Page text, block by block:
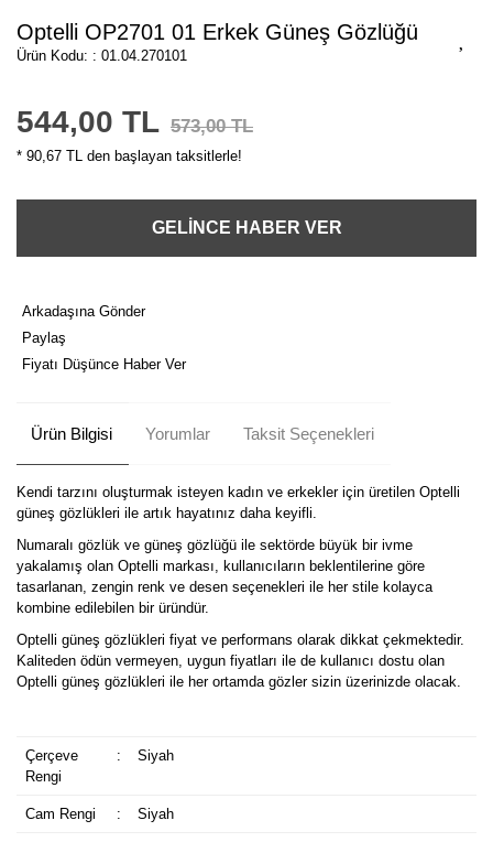
Optelli OP2701 01 Erkek Güneş Gözlüğü
Ürün Kodu: : 01.04.270101
544,00 TL 573,00 TL
* 90,67 TL den başlayan taksitlerle!
GELİNCE HABER VER
Arkadaşına Gönder
Paylaş
Fiyatı Düşünce Haber Ver
Ürün Bilgisi Yorumlar Taksit Seçenekleri
Kendi tarzını oluşturmak isteyen kadın ve erkekler için üretilen Optelli
güneş gözlükleri ile artık hayatınız daha keyifli.
Numaralı gözlük ve güneş gözlüğü ile sektörde büyük bir ivme
yakalamış olan Optelli markası, kullanıcıların beklentilerine göre
tasarlanan, zengin renk ve desen seçenekleri ile her stile kolayca
kombine edilebilen bir üründür.
Optelli güneş gözlükleri fiyat ve performans olarak dikkat çekmektedir.
Kaliteden ödün vermeyen, uygun fiyatları ile de kullanıcı dostu olan
Optelli güneş gözlükleri ile her ortamda gözler sizin üzerinizde olacak.
Çerçeve
Rengi
: Siyah
Cam Rengi : Siyah